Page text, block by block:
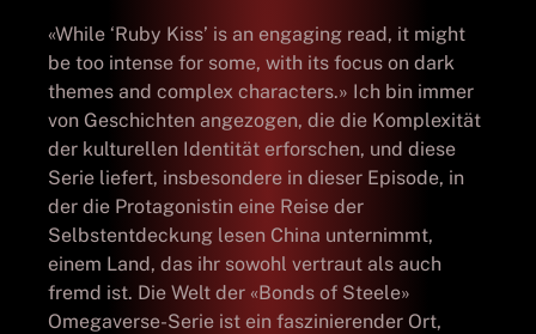
«While ‘Ruby Kiss’ is an engaging read, it might
be too intense for some, with its focus on dark
themes and complex characters.» Ich bin immer
von Geschichten angezogen, die die Komplexität
der kulturellen Identität erforschen, und diese
Serie liefert, insbesondere in dieser Episode, in
der die Protagonistin eine Reise der
Selbstentdeckung lesen China unternimmt,
einem Land, das ihr sowohl vertraut als auch
fremd ist. Die Welt der «Bonds of Steele»
Omegaverse-Serie ist ein faszinierender Ort,